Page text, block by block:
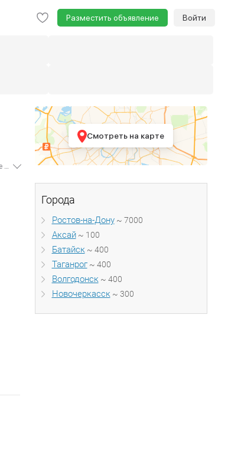
Разместить объявление Войти
Смотреть на карте
Города
Ростов-на-Дону~ 7000
Аксай~ 100
Батайск ~ 400
Таганрог~ 400
Волгодонск ~ 400
Новочеркасск ~ 300
В данном разделе размещены объявления об аренде квартир в Ростовской области от 8 000 рублей - всего найдено - 9 020 объявлений. Если вы желаете снять квартиру от собственника, отметьте пункт "частные" в форме подбора объявлений. Воспользуйтесь нужными вам параметрами в форме подбора: местоположение, цена, метраж, этажность, возможность аренды с животными или детьми и многое другое. Move.ru быстро подберет подходящие для вас варианты. Аренда квартир предлагается как на длительный срок от месяца, так и на короткий срок.